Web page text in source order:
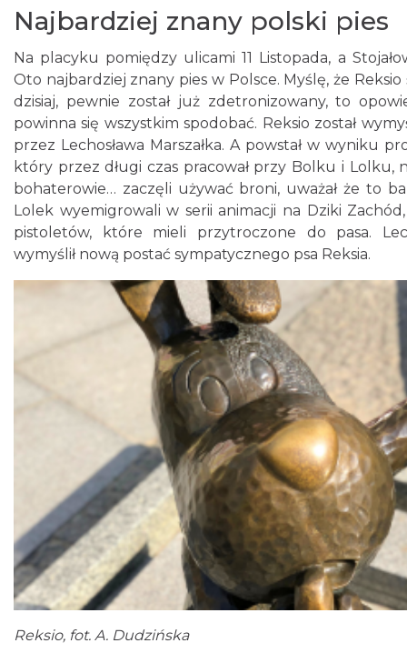
Najbardziej znany polski pies
Na placyku pomiędzy ulicami 11 Listopada, a
Oto najbardziej znany pies w Polsce. Myślę, że Reksio
dzisiaj, pewnie został już zdetronizowany, to
powinna się wszystkim spodobać. Reksio został
przez Lechosława Marszałka. A powstał w wyniku
który przez długi czas pracował przy Bolku i Lolku,
bohaterowie… zaczęli używać broni, uważał że to
Lolek wyemigrowali w serii animacji na Dziki
pistoletów, które mieli przytroczone do pasa.
wymyślił nową postać sympatycznego psa Reksia.
Reksio, fot. A. Dudzińska